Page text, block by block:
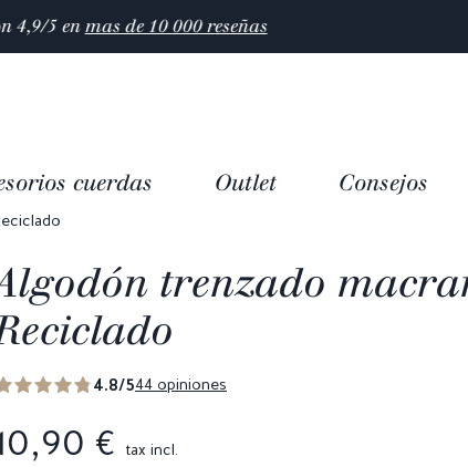
mas de 10 000 reseñas
cuerdas Outlet Consejos
trenzado
4.8/544 opiniones
€ tax incl.